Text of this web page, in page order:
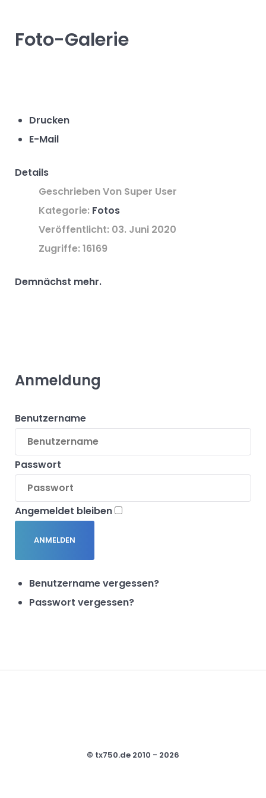
Foto-Galerie
Drucken
E-Mail
Details
Geschrieben Von Super User
Kategorie: Fotos
Veröffentlicht: 03. Juni 2020
Zugriffe: 16169
Demnächst mehr.
Anmeldung
Benutzername
Passwort
Angemeldet bleiben
ANMELDEN
Benutzername vergessen?
Passwort vergessen?
© tx750.de 2010 - 2026